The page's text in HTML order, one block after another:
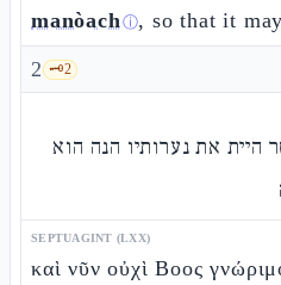
manòachⓘ, so that it
2 🗝️2
את נערותיו הנה הוא
SEPTUAGINT (LXX)
καὶ νῦν οὐχὶ Βοος